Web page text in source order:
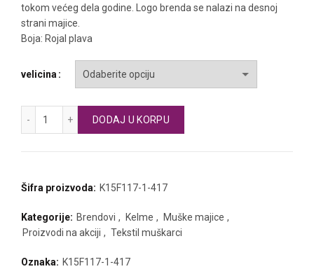
tokom većeg dela godine. Logo brenda se nalazi na desnoj
strani majice.
Boja: Rojal plava
velicina
DODAJ U KORPU
Šifra proizvoda: K15F117-1-417
Kategorije: Brendovi , Kelme , Muške majice ,
Proizvodi na akciji , Tekstil muškarci
Oznaka: K15F117-1-417